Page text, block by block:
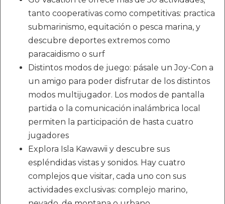
tanto cooperativas como competitivas: practica
submarinismo, equitación o pesca marina, y
descubre deportes extremos como
paracaidismo o surf
Distintos modos de juego: pásale un Joy-Con a
un amigo para poder disfrutar de los distintos
modos multijugador. Los modos de pantalla
partida o la comunicación inalámbrica local
permiten la participación de hasta cuatro
jugadores
Explora Isla Kawawii y descubre sus
espléndidas vistas y sonidos. Hay cuatro
complejos que visitar, cada uno con sus
actividades exclusivas: complejo marino,